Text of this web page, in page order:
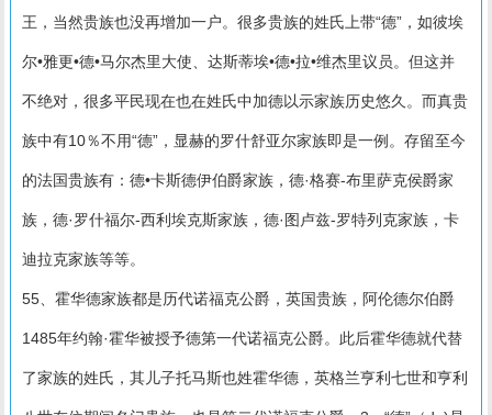
王，当然贵族也没再增加一户。很多贵族的姓氏上带“德”，如彼埃
尔•雅更•德•马尔杰里大使、达斯蒂埃•德•拉•维杰里议员。但这并
不绝对，很多平民现在也在姓氏中加德以示家族历史悠久。而真贵
族中有10％不用“德”，显赫的罗什舒亚尔家族即是一例。存留至今
的法国贵族有：德•卡斯德伊伯爵家族，德·格赛-布里萨克侯爵家
族，德·罗什福尔-西利埃克斯家族，德·图卢兹-罗特列克家族，卡
迪拉克家族等等。
55、霍华德家族都是历代诺福克公爵，英国贵族，阿伦德尔伯爵
1485年约翰·霍华被授予德第一代诺福克公爵。此后霍华德就代替
了家族的姓氏，其儿子托马斯也姓霍华德，英格兰亨利七世和亨利